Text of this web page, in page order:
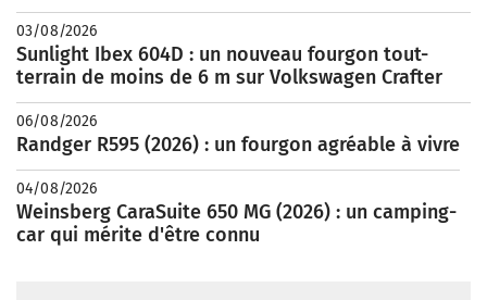
03/08/2026
Sunlight Ibex 604D : un nouveau fourgon tout-
terrain de moins de 6 m sur Volkswagen Crafter
06/08/2026
Randger R595 (2026) : un fourgon agréable à vivre
04/08/2026
Weinsberg CaraSuite 650 MG (2026) : un camping-
car qui mérite d'être connu